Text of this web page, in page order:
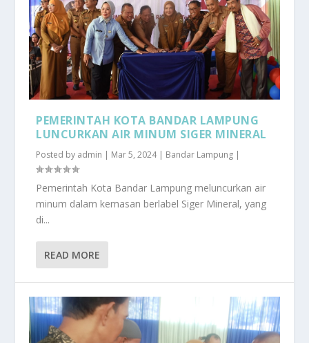
PEMERINTAH KOTA BANDAR LAMPUNG
LUNCURKAN AIR MINUM SIGER MINERAL
Posted by admin | Mar 5, 2024| Bandar Lampung |
Pemerintah Kota Bandar Lampung meluncurkan air
minum dalam kemasan berlabel Siger Mineral, yang
di...
READ MORE